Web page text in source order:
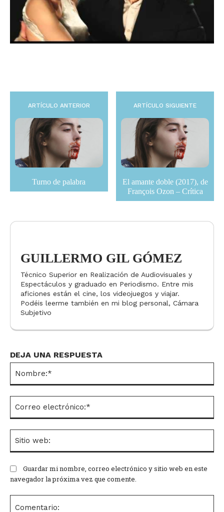
ARTÍCULO ANTERIOR
Turno de palabra
ARTÍCULO SIGUIENTE
El amante doble (2017), de
François Ozon – Crítica
GUILLERMO GIL GÓMEZ
Técnico Superior en Realización de Audiovisuales y
Espectáculos y graduado en Periodismo. Entre mis
aficiones están el cine, los videojuegos y viajar.
Podéis leerme también en mi blog personal, Cámara
Subjetivo
DEJA UNA RESPUESTA
Guardar mi nombre, correo electrónico y sitio web en este
navegador la próxima vez que comente.